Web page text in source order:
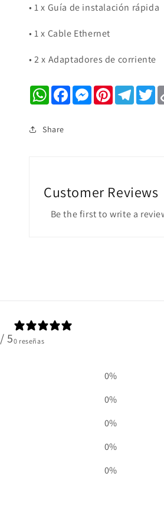
• 1 x Guía de instalación rápida
• 1 x Cable Ethernet
• 2 x Adaptadores de corriente
WhatsAppFacebookMessenger
Pinterest
Share
Customer Reviews
Be the first to write a
/ 50 reseñas
0%
0%
0%
0%
0%